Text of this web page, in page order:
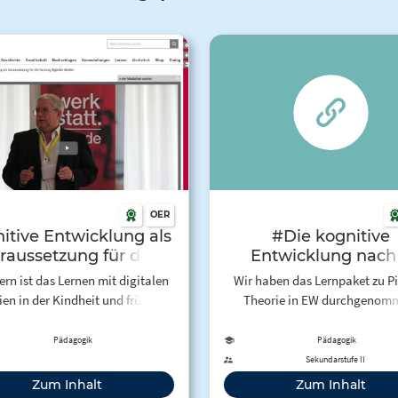
OER
Entwicklung als
für die
digitaler Medien
ist das Lernen mit digitalen
in der Kindheit und früher
Impulsvortrag die These:
Start ins digitale Zeitalter. Für
Pädagogik
Zum Inhalt
#Die kognitive
Entwicklung nach
Piaget (TH) –
Wir haben das Lernpaket zu
Theorie in EW
Pädagogik
Sekundarstufe II
Zum Inhalt